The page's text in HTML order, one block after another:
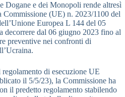
Dogane e dei Monopoli rende altresì
Commissione (UE) n. 2023/1100 del
Europea L 144 del 05
decorrere dal 06 giugno 2023 fino al
preventive nei confronti di
di esecuzione UE
il 5/5/23), la Commissione ha
il predetto regolamento stabilendo